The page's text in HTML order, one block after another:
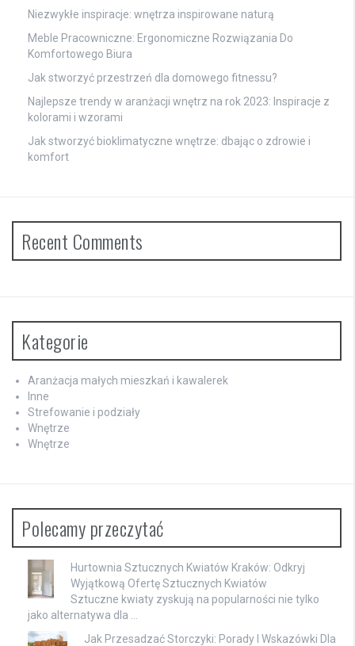
Niezwykłe inspiracje: wnętrza inspirowane naturą
Meble Pracowniczne: Ergonomiczne Rozwiązania Do
Komfortowego Biura
Jak stworzyć przestrzeń dla domowego fitnessu?
Najlepsze trendy w aranżacji wnętrz na rok 2023: Inspiracje z
kolorami i wzorami
Jak stworzyć bioklimatyczne wnętrze: dbając o zdrowie i
komfort
Recent Comments
Kategorie
Aranżacja małych mieszkań i kawalerek
Inne
Strefowanie i podziały
Wnętrze
Wnętrze
Polecamy przeczytać
Hurtownia Sztucznych Kwiatów Kraków: Odkryj
Wyjątkową Ofertę Sztucznych Kwiatów
Sztuczne kwiaty zyskują na popularności nie tylko
jako alternatywa dla …
Jak Przesadzać Storczyki: Porady I Wskazówki Dla